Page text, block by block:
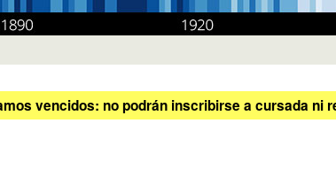
vencidos: no podrán inscribirse a cursada ni